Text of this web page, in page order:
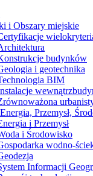
i Obszary miejskie
budynków
i geotechnika
BIM
Przemysł,
i Przemysł
i Środowisko
wodno-
Informacji